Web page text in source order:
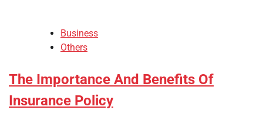
Business
Others
The Importance And Benefits Of
Insurance Policy